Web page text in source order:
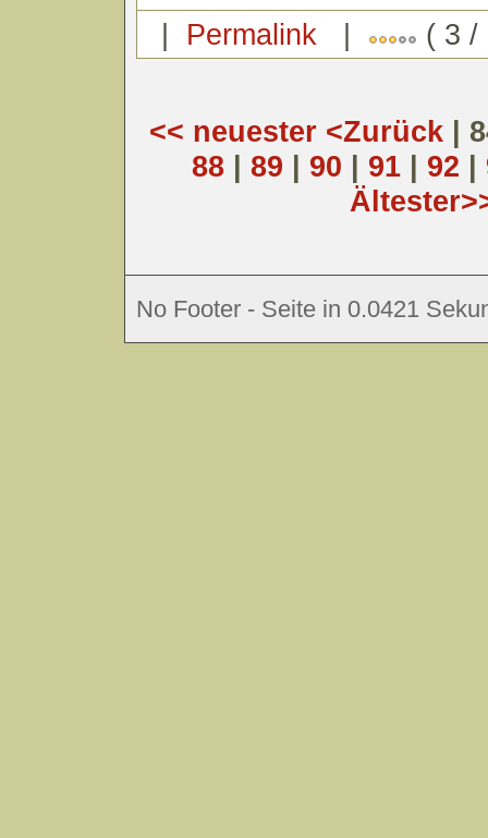
| Permalink | ( 3 /
<< neuester <Zurück
|
88
89 90 91 92
No Footer - Seite in 0.0421